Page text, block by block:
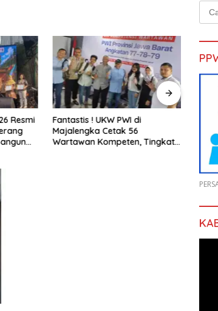
Resmi
Fantastis ! UKW PWI di
Majalengka Cetak 56
Wartawan Kompeten, Tingkat
2025
Cari